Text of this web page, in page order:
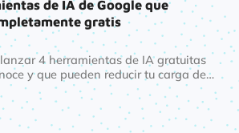
de IA de Google que
gratis
4 herramientas de IA gratuitas
y que pueden reducir tu carga de
No necesitas saber programar ni